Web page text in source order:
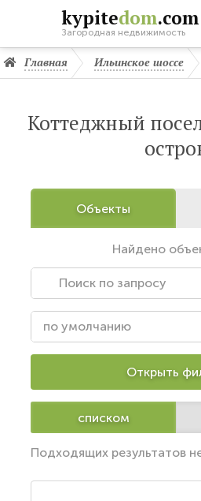
kypitedom.com
Загородная недвижимость
Главная Ильинское шоссе
Коттеджный
Объекты
Найдено
Открыть
списком
Подходящих результатов